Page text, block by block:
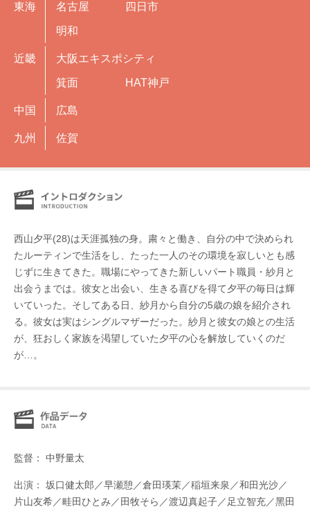
東海 名古屋 四日市
明和
近畿 大阪エキスポシティ
箕面 HAT神戸
中国 広島
九州 佐賀
西山夕平(28)は天涯孤独の身。粛々と働き、自分の中で決められ
たルーティンで生活をし、たった一人のその環境を寂しいとも感
じずに生きてきた。職場にやってきた新しいパート職員・紗月と
出会うまでは。彼女と出会い、生きる喜びを得て夕平の毎日は輝
いていった。そしてある日、紗月から自分の5歳の娘を紹介され
る。彼女は実はシングルマザーだった。紗月と彼女の娘との生活
が、狂おしく家族を渇望していた夕平の心を解放していくのだ
が…。
監督： 中野量太
出演： 坂口健太郎／早瀬憩／倉田瑛茉／稲垣来泉／和田光沙／
片山友希／畦田ひとみ／田牧そら／渡辺真起子／足立智充／黑田